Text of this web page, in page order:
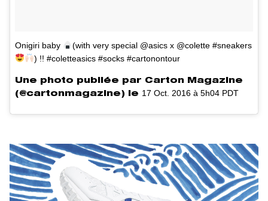
Onigiri baby
(with very special @asics x @colette #sneakers
) !! #coletteasics #socks #cartonontour
Une photo publiée par Carton Magazine
(@cartonmagazine) le 17 Oct. 2016 à 5h04 PDT